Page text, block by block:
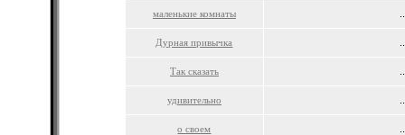
маленькие комнаты
Дурная привычка
Так сказать
удивительно
о своем